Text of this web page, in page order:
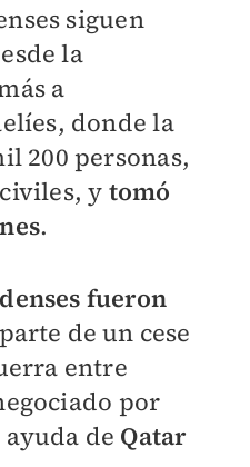
siguen
la
a
donde la
200 personas,
y tomó
.
fueron
de un cese
entre
por
ayuda de Qatar